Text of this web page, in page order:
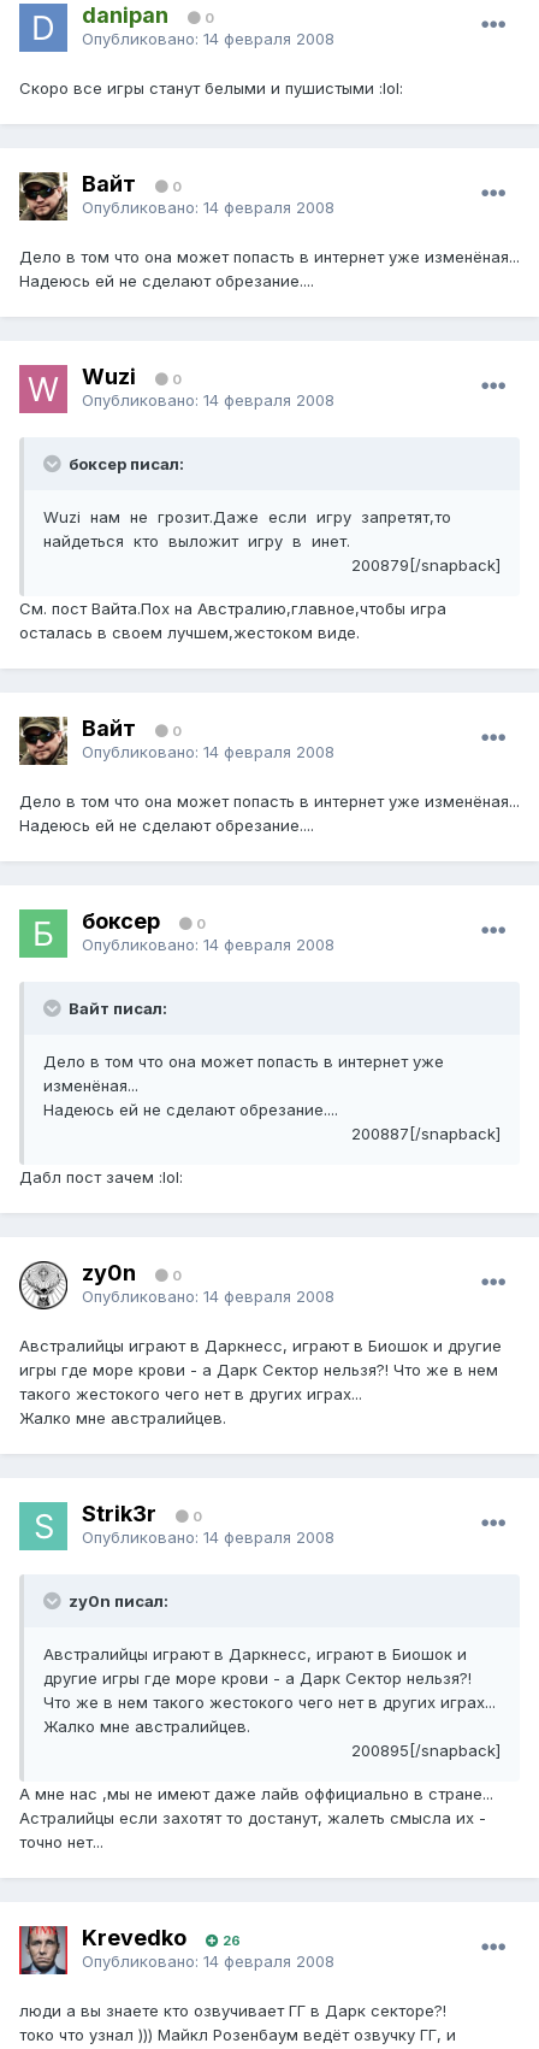
danipan 0
Опубликовано: 14 февраля 2008
Скоро все игры станут белыми и пушистыми :lol:
Вайт 0
Опубликовано: 14 февраля 2008
Дело в том что она может попасть в интернет уже изменёная...
Надеюсь ей не сделают обрезание....
Wuzi 0
Опубликовано: 14 февраля 2008
боксер писал:
Wuzi нам не грозит.Даже если игру запретят,то
найдеться кто выложит игру в инет.
200879[/snapback]
См. пост Вайта.Пох на Австралию,главное,чтобы игра
осталась в своем лучшем,жестоком виде.
Вайт 0
Опубликовано: 14 февраля 2008
Дело в том что она может попасть в интернет уже изменёная...
Надеюсь ей не сделают обрезание....
боксер 0
Опубликовано: 14 февраля 2008
Вайт писал:
Дело в том что она может попасть в интернет уже
изменёная...
Надеюсь ей не сделают обрезание....
200887[/snapback]
Дабл пост зачем :lol:
zy0n 0
Опубликовано: 14 февраля 2008
Австралийцы играют в Даркнесс, играют в Биошок и другие
игры где море крови - а Дарк Сектор нельзя?! Что же в нем
такого жестокого чего нет в других играх...
Жалко мне австралийцев.
Strik3r 0
Опубликовано: 14 февраля 2008
zy0n писал:
Австралийцы играют в Даркнесс, играют в Биошок и
другие игры где море крови - а Дарк Сектор нельзя?!
Что же в нем такого жестокого чего нет в других играх...
Жалко мне австралийцев.
200895[/snapback]
А мне нас ,мы не имеют даже лайв оффициально в стране...
Астралийцы если захотят то достанут, жалеть смысла их -
точно нет...
Krevedko 26
Опубликовано: 14 февраля 2008
люди а вы знаете кто озвучивает ГГ в Дарк секторе?!
токо что узнал ))) Майкл Розенбаум ведёт озвучку ГГ, и